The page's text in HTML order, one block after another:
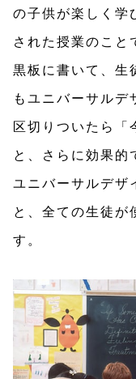
の子供が楽しく学
された授業のこと
黒板に書いて、生
もユニバーサル
区切りついたら「
と、さらに効果的
ユニバーサルデザ
と、全ての生徒が
す。